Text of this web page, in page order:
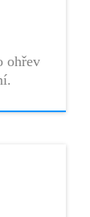
ohřev